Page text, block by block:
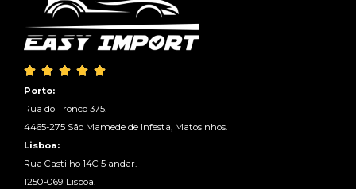
    
Porto:
Rua do Tronco 375.
4465-275 São Mamede de Infesta, Matosinhos.
Lisboa:
Rua Castilho 14C 5 andar.
1250-069 Lisboa.